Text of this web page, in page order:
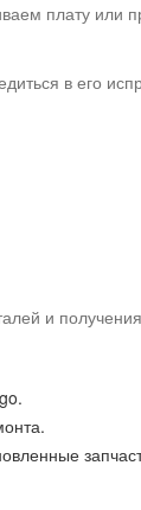
плату или
в его
и